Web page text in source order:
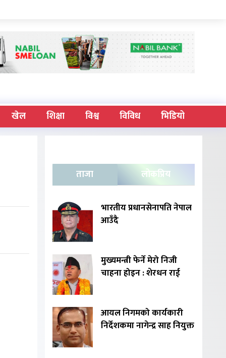
खेल शिक्षा विश्व विविध भिडियो
ताजा लोकप्रिय
भारतीय प्रधानसेनापति नेपाल
आउँदै
मुख्यमन्त्री फेर्ने मेरो निजी
चाहना होइन : शेरधन राई
आयल निगमको कार्यकारी
निर्देशकमा नागेन्द्र साह नियुक्त